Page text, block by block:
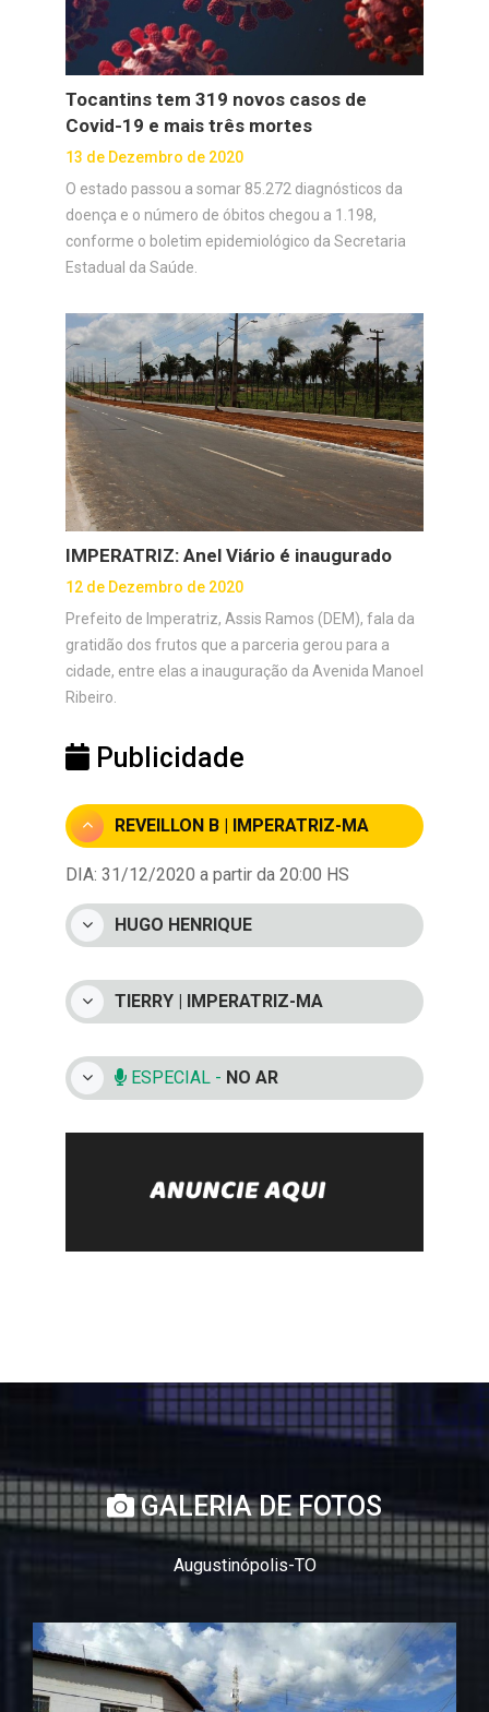
Tocantins tem 319 novos casos de
Covid-19 e mais três mortes
13 de Dezembro de 2020
O estado passou a somar 85.272 diagnósticos da
doença e o número de óbitos chegou a 1.198,
conforme o boletim epidemiológico da Secretaria
Estadual da Saúde.
IMPERATRIZ: Anel Viário é inaugurado
12 de Dezembro de 2020
Prefeito de Imperatriz, Assis Ramos (DEM), fala da
gratidão dos frutos que a parceria gerou para a
cidade, entre elas a inauguração da Avenida Manoel
Ribeiro.
Publicidade
REVEILLON B | IMPERATRIZ-MA
DIA: 31/12/2020 a partir da 20:00 HS
HUGO HENRIQUE
TIERRY | IMPERATRIZ-MA
ESPECIAL - NO AR
GALERIA DE FOTOS
Augustinópolis-TO